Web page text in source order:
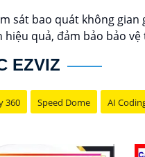
sát bao quát không
quả, đảm bảo bảo
EZVIZ
360 Speed Dome AI